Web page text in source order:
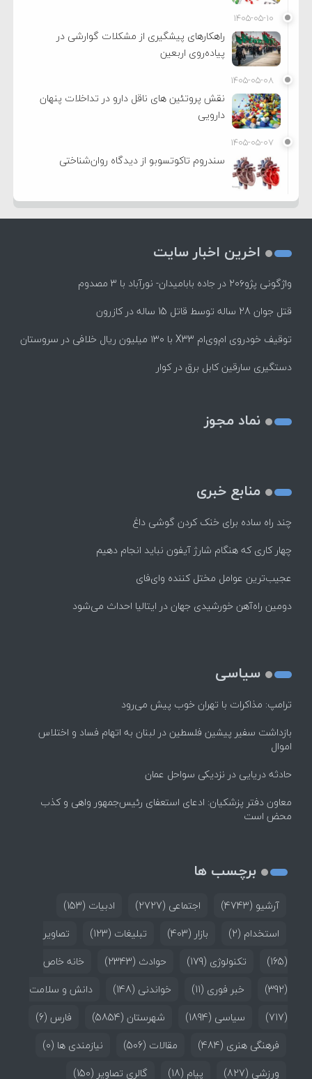
۱۴۰۵-۰۵-۱۰
راهکارهای پیشگیری از مشکلات گوارشی در
پیاده‌روی اربعین
۱۴۰۵-۰۵-۰۸
نقش پروتئین های ناقل دارو در تداخلات پنهان
دارویی
۱۴۰۵-۰۵-۰۷
سندروم تاکوتسوبو از دیدگاه روان‌شناختی
اخرین اخبار سایت
واژگونی پژو۲۰۶ در جاده بابامیدان- نورآباد با ۳ مصدوم
قتل جوان 28 ساله توسط قاتل 15 ساله در کازرون
توقیف خودروی ام‌وی‌ام X33 با ۱۳۰ میلیون ریال خلافی در سروستان
دستگیری سارقین کابل برق در کوار
نماد مجوز
منابع خبری
چند راه‌ ساده برای خنک کردن گوشی داغ
چهار کاری که هنگام شارژ آیفون نباید انجام دهیم
عجیب‌ترین عوامل مختل کننده وای‌فای
دومین راه‌آهن خورشیدی جهان در ایتالیا احداث می‌شود
سیاسی
ترامپ: مذاکرات با تهران خوب پیش می‌رود
بازداشت سفیر پیشین فلسطین در لبنان به اتهام فساد و اختلاس
اموال
حادثه دریایی در نزدیکی سواحل عمان
معاون دفتر پزشکیان: ادعای استعفای رئیس‌جمهور واهی و کذب
محض است
برچسب ها
آرشیو (4743) اجتماعی (2727) ادبیات (153)
استخدام (2) بازار (403) تبلیغات (123)
تصاویر
(165)
تکنولوژی (179) حوادث (2343)
خانه خاص
(392)
خبر فوری (11) خواندنی (148)
دانش و سلامت
(717)
سیاسی (1894) شهرستان (5854) فارس (6)
فرهنگی هنری (484) مقالات (506) نیازمندی ها (0)
ورزشی (827) پیام (18) گالری تصاویر (150)